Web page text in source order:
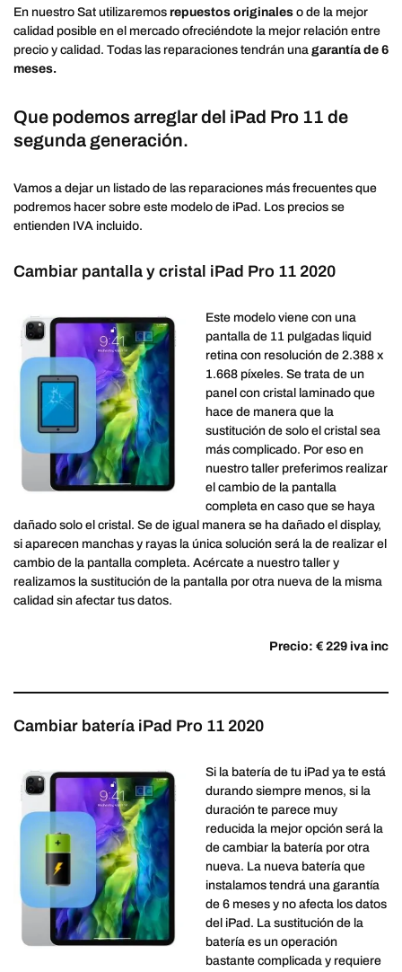
En nuestro Sat utilizaremos repuestos originales o de la mejor
calidad posible en el mercado ofreciéndote la mejor relación entre
precio y calidad. Todas las reparaciones tendrán una garantía de 6
meses.
Que podemos arreglar del iPad Pro 11 de
segunda generación.
Vamos a dejar un listado de las reparaciones más frecuentes que
podremos hacer sobre este modelo de iPad. Los precios se
entienden IVA incluido.
Cambiar pantalla y cristal iPad Pro 11 2020
Este modelo viene con una
pantalla de 11 pulgadas liquid
retina con resolución de 2.388 x
1.668 píxeles. Se trata de un
panel con cristal laminado que
hace de manera que la
sustitución de solo el cristal sea
más complicado. Por eso en
nuestro taller preferimos realizar
el cambio de la pantalla
completa en caso que se haya
dañado solo el cristal. Se de igual manera se ha dañado el display,
si aparecen manchas y rayas la única solución será la de realizar el
cambio de la pantalla completa. Acércate a nuestro taller y
realizamos la sustitución de la pantalla por otra nueva de la misma
calidad sin afectar tus datos.
Precio: € 229 iva inc
Cambiar batería iPad Pro 11 2020
Si la batería de tu iPad ya te está
durando siempre menos, si la
duración te parece muy
reducida la mejor opción será la
de cambiar la batería por otra
nueva. La nueva batería que
instalamos tendrá una garantía
de 6 meses y no afecta los datos
del iPad. La sustitución de la
batería es un operación
bastante complicada y requiere